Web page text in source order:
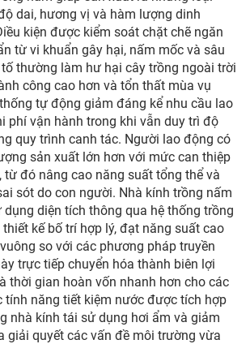
dai, hương vị và hàm lượng dinh
kiện được kiểm soát chặt chẽ ngăn
từ vi khuẩn gây hại, nấm mốc và sâu
thường làm hư hại cây trồng ngoài trời
công cao hơn và tổn thất mùa vụ
tự động giảm đáng kể nhu cầu lao
phí vận hành trong khi vẫn duy trì độ
quy trình canh tác. Người lao động có
sản xuất lớn hơn với mức can thiệp
từ đó nâng cao năng suất tổng thể và
sót do con người. Nhà kính trồng nấm
diện tích thông qua hệ thống trồng
kế bố trí hợp lý, đạt năng suất cao
so với các phương pháp truyền
trực tiếp chuyển hóa thành biên lợi
thời gian hoàn vốn nhanh hơn cho các
tính năng tiết kiệm nước được tích hợp
nhà kính tái sử dụng hơi ẩm và giảm
giải quyết các vấn đề môi trường vừa